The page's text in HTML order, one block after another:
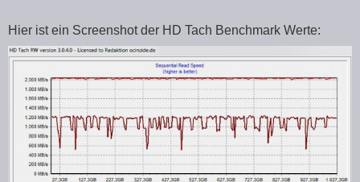
Hier ist ein Screenshot der HD Tach Benchmark Werte: